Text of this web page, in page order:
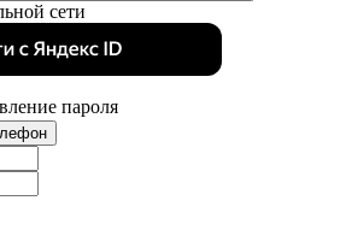
сети
пароля